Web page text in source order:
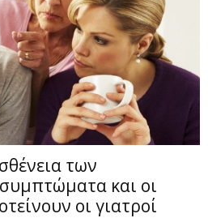
των
και οι
οι γιατροί